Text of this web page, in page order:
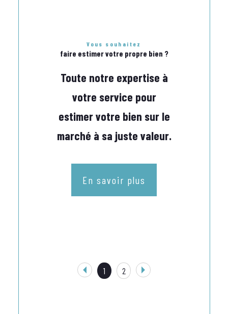
Vous souhaitez
faire estimer votre propre bien ?
Toute notre expertise à
votre service pour
estimer votre bien sur le
marché à sa juste valeur.
En savoir plus
1 2